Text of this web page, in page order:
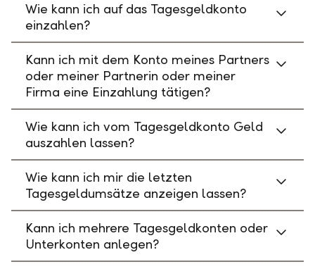
Wie kann ich auf das Tagesgeldkonto
einzahlen?
Kann ich mit dem Konto meines Partners
oder meiner Partnerin oder meiner
Firma eine Einzahlung tätigen?
Wie kann ich vom Tagesgeldkonto Geld
auszahlen lassen?
Wie kann ich mir die letzten
Tagesgeldumsätze anzeigen lassen?
Kann ich mehrere Tagesgeldkonten oder
Unterkonten anlegen?